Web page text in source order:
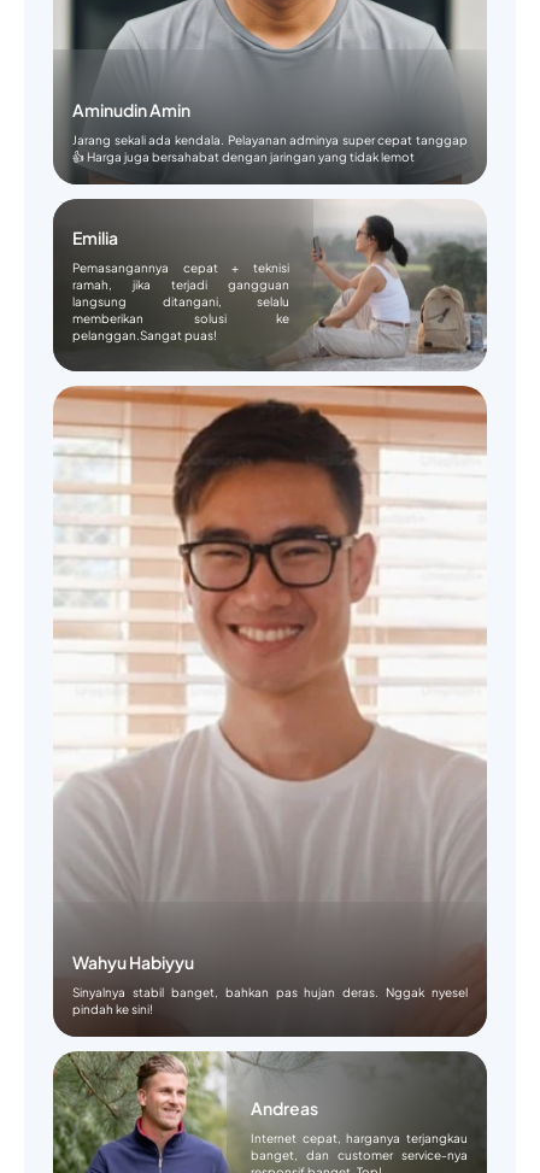
Aminudin Amin
Jarang sekali ada kendala. Pelayanan adminya super cepat tanggap
👍 Harga juga bersahabat dengan jaringan yang tidak lemot
Emilia
Pemasangannya cepat + teknisi
ramah, jika terjadi gangguan
langsung ditangani, selalu
memberikan solusi ke
pelanggan.Sangat puas!
Wahyu Habiyyu
Sinyalnya stabil banget, bahkan pas hujan deras. Nggak nyesel
pindah ke sini!
Andreas
Internet cepat, harganya terjangkau
banget, dan customer service-nya